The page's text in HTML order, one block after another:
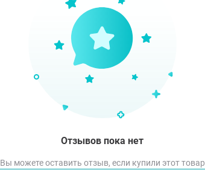
Отзывов пока нет
Вы можете оставить отзыв, если купили этот товар